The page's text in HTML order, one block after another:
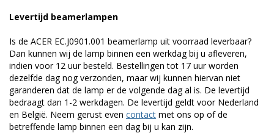
Levertijd beamerlampen
Is de ACER EC.J0901.001 beamerlamp uit voorraad leverbaar?
Dan kunnen wij de lamp binnen een werkdag bij u afleveren,
indien voor 12 uur besteld. Bestellingen tot 17 uur worden
dezelfde dag nog verzonden, maar wij kunnen hiervan niet
garanderen dat de lamp er de volgende dag al is. De levertijd
bedraagt dan 1-2 werkdagen. De levertijd geldt voor Nederland
en België. Neem gerust even contact met ons op of de
betreffende lamp binnen een dag bij u kan zijn.